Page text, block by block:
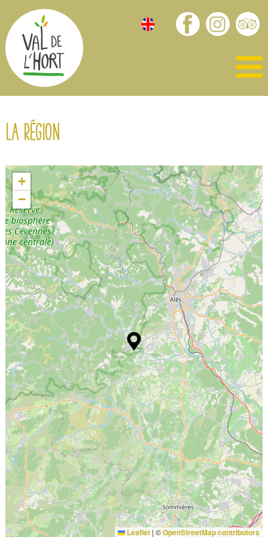
La région
+
−
Leaflet | ©OpenStreetMap contributors